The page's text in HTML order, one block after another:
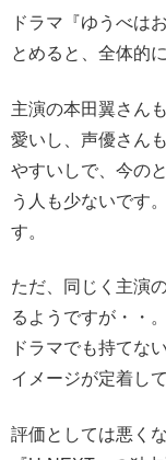
ドラマ『ゆうべは
とめると、全体的
主演の本田翼さん
愛いし、声優さん
やすいしで、今の
う人も少ないです
す。
ただ、同じく主演
るようですが・・
ドラマでも持てな
イメージが定着し
評価としては悪く